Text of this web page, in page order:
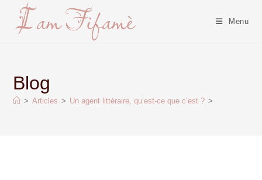
Menu
Blog
> Articles > Un agent littéraire, qu’est-ce que c’est ? >